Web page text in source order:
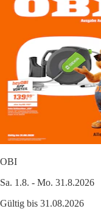
OBI
Sa. 1.8. - Mo. 31.8.2026
Gültig bis 31.08.2026